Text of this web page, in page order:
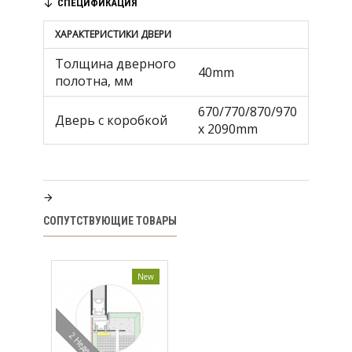
СПЕЦИФИКАЦИЯ
ХАРАКТЕРИСТИКИ ДВЕРИ
Толщина дверного
полотна, мм
40mm
Дверь с коробкой
670/770/870/970
x 2090mm
СОПУТСТВУЮЩИЕ ТОВАРЫ
New